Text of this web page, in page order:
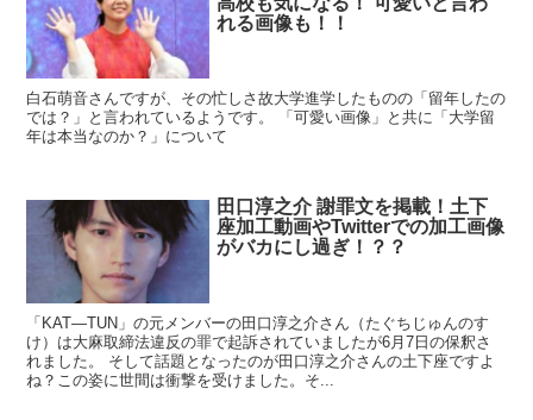
れる画像も！！
白石萌音さんですが、その忙しさ故大学進学したものの「留年したの
では？」と言われているようです。 「可愛い画像」と共に「大学留
年は本当なのか？」について
田口淳之介 謝罪文を掲載！土下
座加工動画やTwitterでの加工画像
がバカにし過ぎ！？？
「KAT―TUN」の元メンバーの田口淳之介さん（たぐちじゅんのす
け）は大麻取締法違反の罪で起訴されていましたが6月7日の保釈さ
れました。 そして話題となったのが田口淳之介さんの土下座ですよ
ね？この姿に世間は衝撃を受けました。そ...